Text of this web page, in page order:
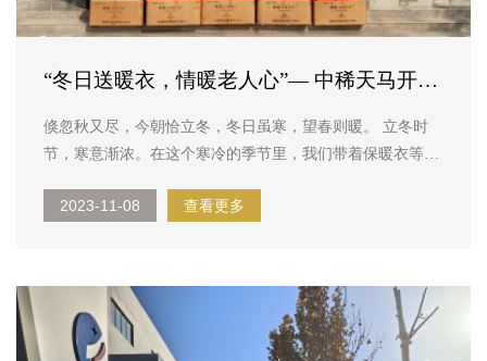
“冬日送暖衣，情暖老人心”— 中稀天马开展
立冬敬老院慰问活动
倏忽秋又尽，今朝恰立冬，冬日虽寒，望春则暖。 立冬时
节，寒意渐浓。在这个寒冷的季节里，我们带着保暖衣等慰
人带来了一份浓浓的暖意和爱心，以实际行动践行着企业社
2023-11-08 查看更多